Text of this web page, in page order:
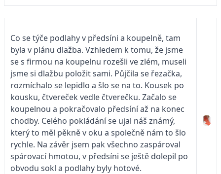
Co se týče podlahy v předsíni a koupelně, tam
byla v plánu dlažba. Vzhledem k tomu, že jsme
se s firmou na koupelnu rozešli ve zlém, museli
jsme si dlažbu položit sami. Půjčila se řezačka,
rozmíchalo se lepidlo a šlo se na to. Kousek po
kousku, čtvereček vedle čtverečku. Začalo se
koupelnou a pokračovalo předsíní až na konec
chodby. Celého pokládání se ujal náš známý,
který to měl pěkně v oku a společně nám to šlo
rychle. Na závěr jsem pak všechno zaspároval
spárovací hmotou, v předsíni se ještě dolepil po
obvodu sokl a podlahy byly hotové.